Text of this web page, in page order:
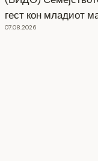
гест кон младиот
07.08.2026